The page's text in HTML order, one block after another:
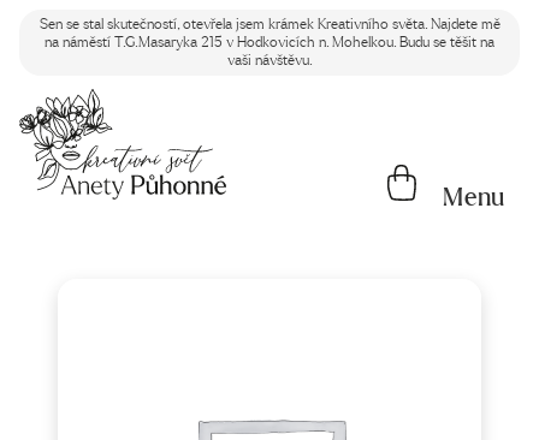
Sen se stal skutečností, otevřela jsem krámek Kreativního světa. Najdete mě
na náměstí T.G.Masaryka 215 v Hodkovicích n. Mohelkou. Budu se těšit na
vaši návštěvu.
Menu